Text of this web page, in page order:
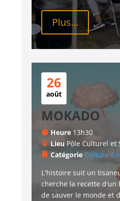
Plus...
26
août
MOKADO
Heure 13h30
Lieu Pôle Culturel et
Catégorie Culture
L'histoire suit un
cherche la recette d'un
de sauver le monde et